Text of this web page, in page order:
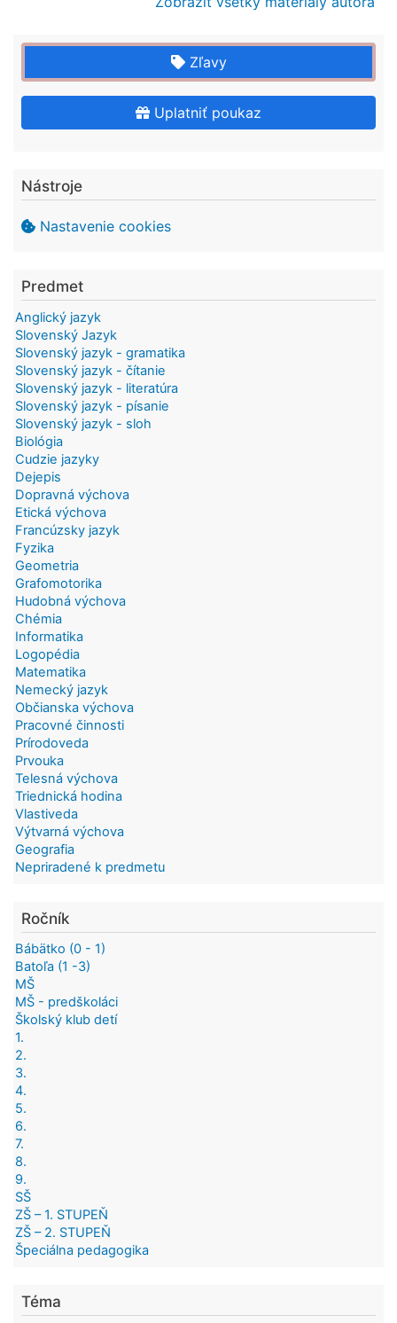
Zľavy
Uplatniť poukaz
Nástroje
Nastavenie cookies
Predmet
Anglický jazyk
Slovenský Jazyk
Slovenský jazyk - gramatika
Slovenský jazyk - čítanie
Slovenský jazyk - literatúra
Slovenský jazyk - písanie
Slovenský jazyk - sloh
Biológia
Cudzie jazyky
Dejepis
Dopravná výchova
Etická výchova
Francúzsky jazyk
Fyzika
Geometria
Grafomotorika
Hudobná výchova
Chémia
Informatika
Logopédia
Matematika
Nemecký jazyk
Občianska výchova
Pracovné činnosti
Prírodoveda
Prvouka
Telesná výchova
Triednická hodina
Vlastiveda
Výtvarná výchova
Geografia
Nepriradené k predmetu
Ročník
Bábätko (0 - 1)
Batoľa (1 -3)
MŠ
MŠ - predškoláci
Školský klub detí
1.
2.
3.
4.
5.
6.
7.
8.
9.
SŠ
ZŠ – 1. STUPEŇ
ZŠ – 2. STUPEŇ
Špeciálna pedagogika
Téma